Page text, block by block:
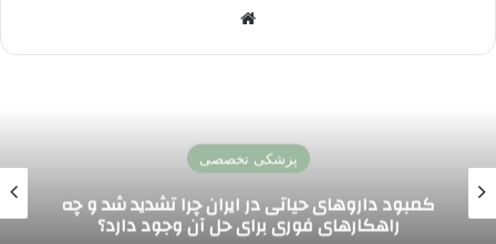
اخبار پزشکی و سلامت
تأثیر تغییرات اقلیمی بر شیوع بیماری های عفونی
در ایران و افزایش تهدید سلامت عمومی